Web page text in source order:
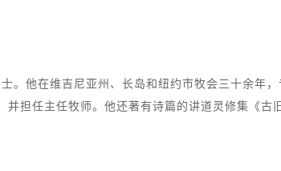
。他在维吉尼亚州、长岛和纽约市牧会三十余年
担任主任牧师。他还著有诗篇的讲道灵修集《古